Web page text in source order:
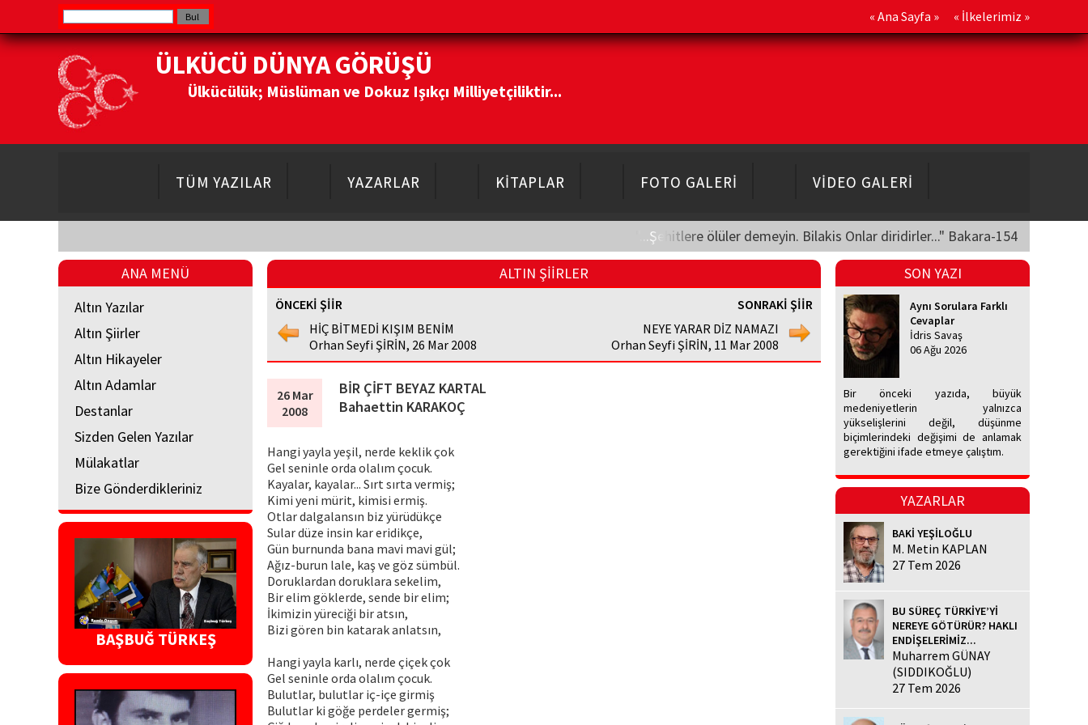
« Ana Sayfa » « İlkelerimiz »
ÜLKÜCÜ DÜNYA GÖRÜŞÜ
Ülkücülük; Müslüman ve Dokuz Işıkçı Milliyetçiliktir...
TÜM YAZILAR YAZARLAR KİTAPLAR FOTO GALERİ VİDEO GALERİ
"...Şehitlere ölüler demeyin. Bilakis Onlar diridirler..." Bakara-154
ANA MENÜ
Altın Yazılar
Altın Şiirler
Altın Hikayeler
Altın Adamlar
Destanlar
Sizden Gelen Yazılar
Mülakatlar
Bize Gönderdikleriniz
BAŞBUĞ TÜRKEŞ
ALTIN ŞİİRLER
ÖNCEKİ ŞİİR
HİÇ BİTMEDİ KIŞIM BENİM
Orhan Seyfi ŞİRİN, 26 Mar 2008
SONRAKİ ŞİİR
NEYE YARAR DİZ NAMAZI
Orhan Seyfi ŞİRİN, 11 Mar 2008
26 Mar
2008
BİR ÇİFT BEYAZ KARTAL
Bahaettin KARAKOÇ
Hangi yayla yeşil, nerde keklik çok
Gel seninle orda olalım çocuk.
Kayalar, kayalar... Sırt sırta vermiş;
Kimi yeni mürit, kimisi ermiş.
Otlar dalgalansın biz yürüdükçe
Sular düze insin kar eridikçe,
Gün burnunda bana mavi mavi gül;
Ağız-burun lale, kaş ve göz sümbül.
Doruklardan doruklara sekelim,
Bir elim göklerde, sende bir elim;
İkimizin yüreciği bir atsın,
Bizi gören bin katarak anlatsın,
Hangi yayla karlı, nerde çiçek çok
Gel seninle orda olalım çocuk.
Bulutlar, bulutlar iç-içe girmiş
Bulutlar ki göğe perdeler germiş;
SON YAZI
Aynı Sorulara Farklı
Cevaplar
İdris Savaş
06 Ağu 2026
Bir önceki yazıda, büyük
medeniyetlerin yalnızca
yükselişlerini değil, düşünme
biçimlerindeki değişimi de anlamak
gerektiğini ifade etmeye çalıştım.
YAZARLAR
BAKİ YEŞİLOĞLU
M. Metin KAPLAN
27 Tem 2026
BU SÜREÇ TÜRKİYE’Yİ
NEREYE GÖTÜRÜR? HAKLI
ENDİŞELERİMİZ...
Muharrem GÜNAY
(SIDDIKOĞLU)
27 Tem 2026